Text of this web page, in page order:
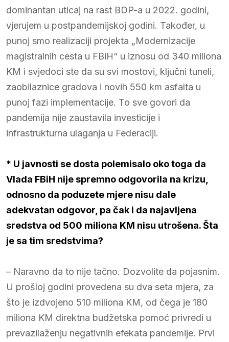
dominantan uticaj na rast BDP-a u 2022. godini,
vjerujem u postpandemijskoj godini. Također, u
punoj smo realizaciji projekta „Modernizacije
magistralnih cesta u FBiH“ u iznosu od 340 miliona
KM i svjedoci ste da su svi mostovi, ključni tuneli,
zaobilaznice gradova i novih 550 km asfalta u
punoj fazi implementacije. To sve govori da
pandemija nije zaustavila investicije i
infrastrukturna ulaganja u Federaciji.
* U javnosti se dosta polemisalo oko toga da
Vlada FBiH nije spremno odgovorila na krizu,
odnosno da poduzete mjere nisu dale
adekvatan odgovor, pa čak i da najavljena
sredstva od 500 miliona KM nisu utrošena. Šta
je sa tim sredstvima?
– Naravno da to nije tačno. Dozvolite da pojasnim.
U prošloj godini provedena su dva seta mjera, za
što je izdvojeno 510 miliona KM, od čega je 180
miliona KM direktna budžetska pomoć privredi u
prevazilaženju negativnih efekata pandemije. Prvi